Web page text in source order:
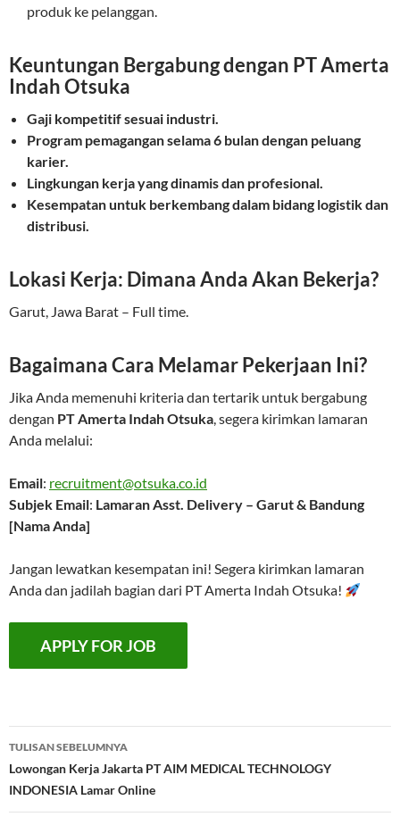
produk ke pelanggan.
Keuntungan Bergabung dengan PT Amerta
Indah Otsuka
Gaji kompetitif sesuai industri.
Program pemagangan selama 6 bulan dengan peluang
karier.
Lingkungan kerja yang dinamis dan profesional.
Kesempatan untuk berkembang dalam bidang logistik dan
distribusi.
Lokasi Kerja: Dimana Anda Akan Bekerja?
Garut, Jawa Barat – Full time.
Bagaimana Cara Melamar Pekerjaan Ini?
Jika Anda memenuhi kriteria dan tertarik untuk bergabung
dengan PT Amerta Indah Otsuka, segera kirimkan lamaran
Anda melalui:
Email: recruitment@otsuka.co.id
Subjek Email: Lamaran Asst. Delivery – Garut & Bandung
[Nama Anda]
Jangan lewatkan kesempatan ini! Segera kirimkan lamaran
Anda dan jadilah bagian dari PT Amerta Indah Otsuka!
Navigasi
Tulisan
TULISAN SEBELUMNYA
Lowongan Kerja Jakarta PT AIM MEDICAL TECHNOLOGY
INDONESIA Lamar Online